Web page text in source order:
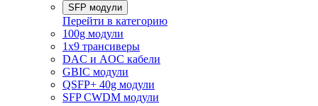
SFP модули
Перейти в категорию
100g модули
1x9 трансиверы
DAC и AOC кабели
GBIC модули
QSFP+ 40g модули
SFP CWDM модули